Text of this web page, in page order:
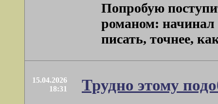
Попробую
романом: начинал
писать, точнее,
15.04.2026
18:31
Трудно этому